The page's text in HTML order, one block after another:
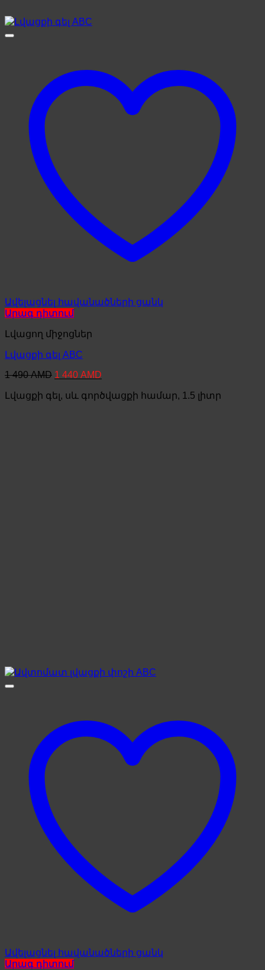
Ավելացնել հավանածների ցանկ
Արագ դիտում
Լվացող միջոցներ
Լվացքի գել ABC
1 490AMD Original
was:
1 440 AMD
is:
Լվացքի գել, սև գործվացքի համար, 1.5 լիտր
Ավելացնել հավանածների ցանկ
Արագ դիտում